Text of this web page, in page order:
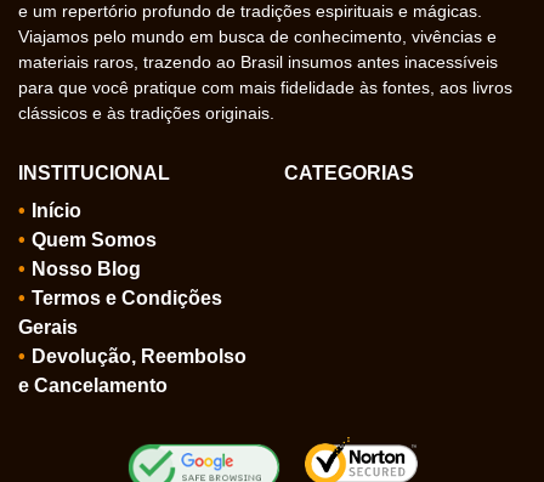
e um repertório profundo de tradições espirituais e mágicas.
Viajamos pelo mundo em busca de conhecimento, vivências e
materiais raros, trazendo ao Brasil insumos antes inacessíveis
para que você pratique com mais fidelidade às fontes, aos livros
clássicos e às tradições originais.
INSTITUCIONAL
Início
Quem Somos
Nosso Blog
Termos e Condições
Gerais
Devolução, Reembolso
e Cancelamento
CATEGORIAS